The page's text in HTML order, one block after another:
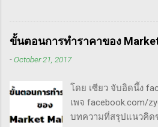
มือที่หวงของ เพราะเ
คายหุ้นคืน ยิ่งมีเยอะยิ่
จะมีการลงมาปิดในเว
ประเภท double three
กระโดดข้ามเวฟสอง...
“การทำการบ้านอย่า
ตอบแทนเป็นผลกำไร
วิธีการที่พิสูจน์ได้ การ
เป็นการติดตามข่าวสา
หรือปัจจัยพื้นฐาน กา
ชนะในอนาคต การลง
ขั้นตอนการทำราคาของ
-October 21, 2017
โดย เซียว จับอิดนึ้ง
เพจ facebook.com/
บทความที่สรุปแนวคิดข